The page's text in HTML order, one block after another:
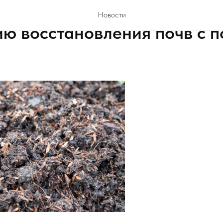
Новости
Сколтеха
восстановления почв с